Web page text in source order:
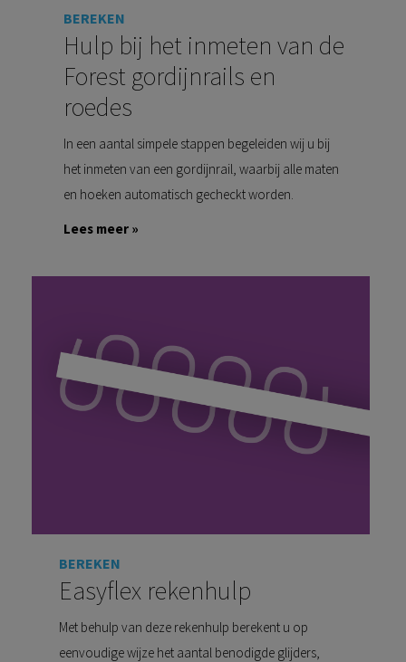
BEREKEN
Hulp bij het inmeten van de
Forest gordijnrails en
roedes
In een aantal simpele stappen begeleiden wij u bij
het inmeten van een gordijnrail, waarbij alle maten
en hoeken automatisch gecheckt worden.
Lees meer »
BEREKEN
Easyflex rekenhulp
Met behulp van deze rekenhulp berekent u op
eenvoudige wijze het aantal benodigde glijders,